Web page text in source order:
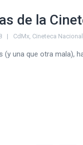
de la
CdMx, Cineteca Nacional
(y una que otra mala),